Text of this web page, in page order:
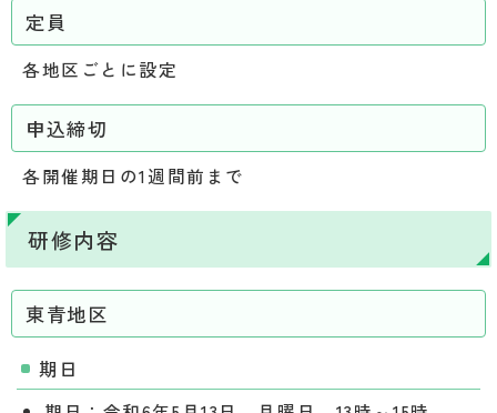
定員
各地区ごとに設定
申込締切
各開催期日の1週間前まで
研修内容
東青地区
期日